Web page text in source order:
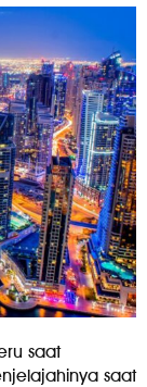
saat
saat